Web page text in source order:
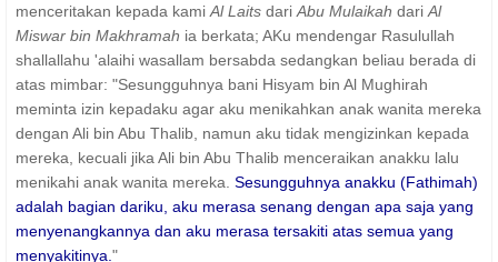
menceritakan kepada kami Al Laits dari Abu Mulaikah dari Al
Miswar bin Makhramah ia berkata; AKu mendengar Rasulullah
shallallahu 'alaihi wasallam bersabda sedangkan beliau berada di
atas mimbar: "Sesungguhnya bani Hisyam bin Al Mughirah
meminta izin kepadaku agar aku menikahkan anak wanita mereka
dengan Ali bin Abu Thalib, namun aku tidak mengizinkan kepada
mereka, kecuali jika Ali bin Abu Thalib menceraikan anakku lalu
menikahi anak wanita mereka. Sesungguhnya anakku (Fathimah)
adalah bagian dariku, aku merasa senang dengan apa saja yang
menyenangkannya dan aku merasa tersakiti atas semua yang
menyakitinya. "